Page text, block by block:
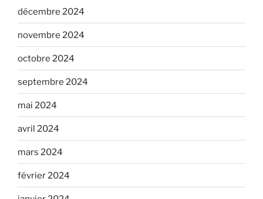
décembre 2024
novembre 2024
octobre 2024
septembre 2024
mai 2024
avril 2024
mars 2024
février 2024